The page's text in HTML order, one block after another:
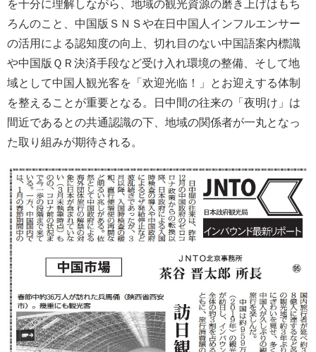
を十分に理解しながら、地域の観光資源の磨き上げはもち
ろんのこと、中国版ＳＮＳや在日中国人インフルエンサー
の活用による認知度の向上、切れ目のない中国語案内標識
や中国版ＱＲ決済手段など受け入れ環境の整備、そして地
域として中国人観光客を「欢迎光临！」とお迎えする体制
を整えることが重要となる。日中間の往来の「夜明け」は
間近であるとの共通認識の下、地域の関係者が一丸となっ
た取り組みが期待される。